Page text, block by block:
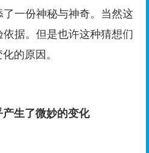
一份神秘与神奇。当然这
据。但是也许这种猜想们
的原因。
生了微妙的变化